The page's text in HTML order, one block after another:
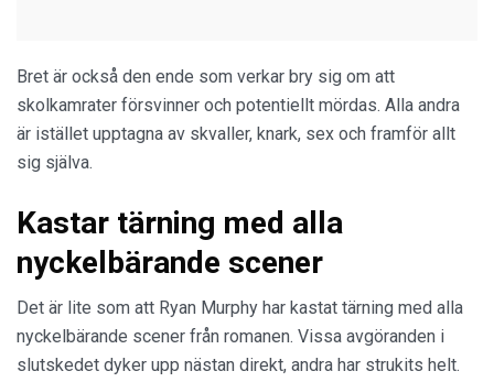
Bret är också den ende som verkar bry sig om att
skolkamrater försvinner och potentiellt mördas. Alla andra
är istället upptagna av skvaller, knark, sex och framför allt
sig själva.
Kastar tärning med alla
nyckelbärande scener
Det är lite som att Ryan Murphy har kastat tärning med alla
nyckelbärande scener från romanen. Vissa avgöranden i
slutskedet dyker upp nästan direkt, andra har strukits helt.